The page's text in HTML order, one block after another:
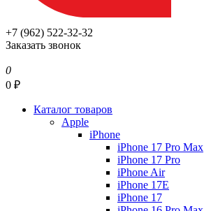
+7 (962) 522-32-32
Заказать звонок
0
0 ₽
Каталог товаров
Apple
iPhone
iPhone 17 Pro Max
iPhone 17 Pro
iPhone Air
iPhone 17E
iPhone 17